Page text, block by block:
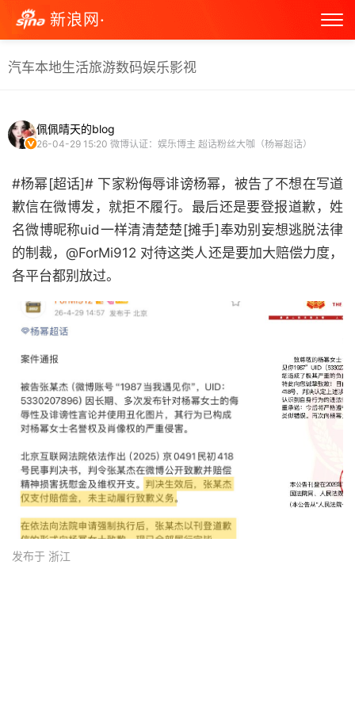
新浪网·
汽车本地生活旅游数码娱乐影视
佩佩晴天的blog
26-04-29 15:20 微博认证：娱乐博主 超话粉丝大咖（杨幂超话）
#杨幂[超话]# 下家粉侮辱诽谤杨幂，被告了不想在写道
歉信在微博发，就拒不履行。最后还是要登报道歉，姓
名微博昵称uid一样清清楚楚[摊手]奉劝别妄想逃脱法律
的制裁，@ForMi912 对待这类人还是要加大赔偿力度，
各平台都别放过。 ​
发布于 浙江